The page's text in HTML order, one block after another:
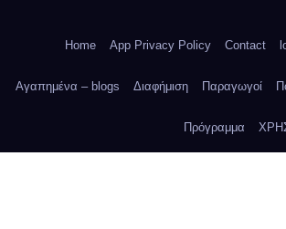
Home App Privacy Policy Contact
Αγαπημένα – blogs Διαφήμιση Παραγωγοί
Πρόγραμμα